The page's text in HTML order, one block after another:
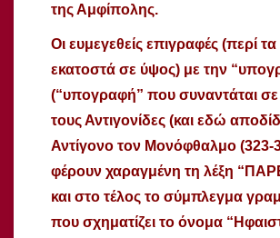
της Αμφίπολης.
Οι ευμεγεθείς επιγραφές (περί τα
εκατοστά σε ύψος) με την
(“υπογραφή” που συναντάται
τους Αντιγονίδες (και εδώ
Αντίγονο τον Μονόφθαλμο (323-
φέρουν χαραγμένη τη λέξη
και στο τέλος το σύμπλεγμα
που σχηματίζει τo όνομα